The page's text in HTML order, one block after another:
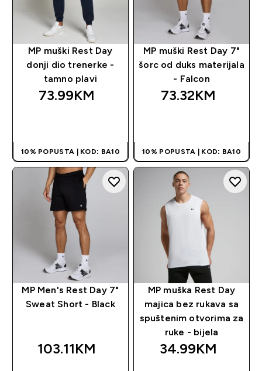
MP muški Rest Day
donji dio trenerke -
tamno plavi
73.99KM‎
10% POPUSTA | KOD: BA10
MP muški Rest Day 7"
šorc od duks materijala
- Falcon
73.32KM‎
10% POPUSTA | KOD: BA10
MP Men's Rest Day 7"
Sweat Short - Black
103.11KM‎
MP muška Rest Day
majica bez rukava sa
spuštenim otvorima za
ruke - bijela
34.99KM‎